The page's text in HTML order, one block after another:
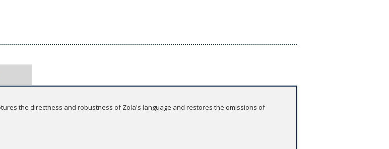
the directness and robustness of Zola's language and restores the omissions of